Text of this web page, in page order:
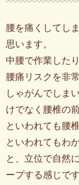
腰を痛くしてし
思います。
中腰で作業した
腰痛リスクを非
しゃがんでしま
けでなく腰椎の
といわれても腰
といわれてもわ
と、立位で自然
ープする感じです